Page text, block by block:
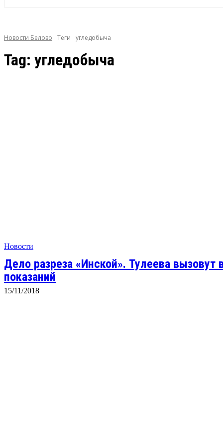
Новости Белово Теги угледобыча
Tag: угледобыча
Новости
Дело разреза «Инской». Тулеева вызовут
показаний
15/11/2018